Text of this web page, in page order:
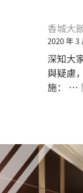
香城大
2020 年 3
深知大
與疑慮
施： …